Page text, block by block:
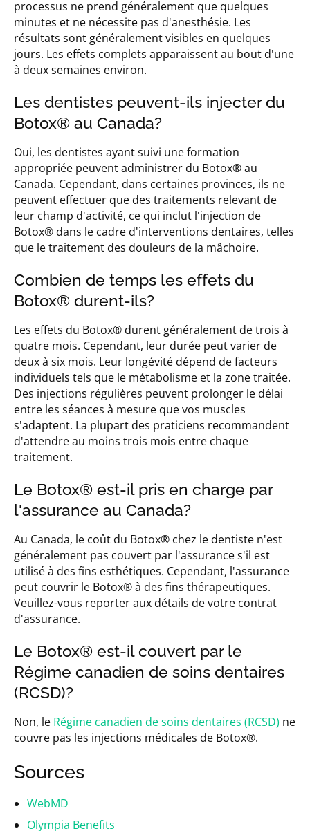
processus ne prend généralement que quelques
minutes et ne nécessite pas d'anesthésie. Les
résultats sont généralement visibles en quelques
jours. Les effets complets apparaissent au bout d'une
à deux semaines environ.
Les dentistes peuvent-ils injecter du
Botox® au Canada?
Oui, les dentistes ayant suivi une formation
appropriée peuvent administrer du Botox® au
Canada. Cependant, dans certaines provinces, ils ne
peuvent effectuer que des traitements relevant de
leur champ d'activité, ce qui inclut l'injection de
Botox® dans le cadre d'interventions dentaires, telles
que le traitement des douleurs de la mâchoire.
Combien de temps les effets du
Botox® durent-ils?
Les effets du Botox® durent généralement de trois à
quatre mois. Cependant, leur durée peut varier de
deux à six mois. Leur longévité dépend de facteurs
individuels tels que le métabolisme et la zone traitée.
Des injections régulières peuvent prolonger le délai
entre les séances à mesure que vos muscles
s'adaptent. La plupart des praticiens recommandent
d'attendre au moins trois mois entre chaque
traitement.
Le Botox® est-il pris en charge par
l'assurance au Canada?
Au Canada, le coût du Botox® chez le dentiste n'est
généralement pas couvert par l'assurance s'il est
utilisé à des fins esthétiques. Cependant, l'assurance
peut couvrir le Botox® à des fins thérapeutiques.
Veuillez-vous reporter aux détails de votre contrat
d'assurance.
Le Botox® est-il couvert par le
Régime canadien de soins dentaires
(RCSD)?
Non, le Régime canadien de soins dentaires (RCSD) ne
couvre pas les injections médicales de Botox®.
Sources
WebMD
Olympia Benefits